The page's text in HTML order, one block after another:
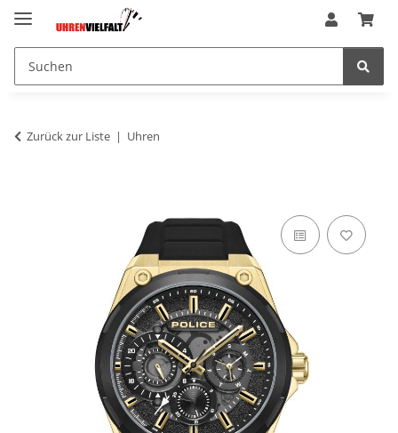
Zurück zur Liste Uhren